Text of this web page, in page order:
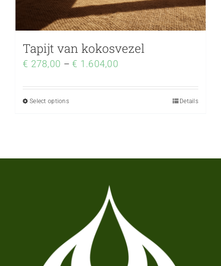
Tapijt van kokosvezel
€ 278,00 –€ 1.604,00
Select options Details